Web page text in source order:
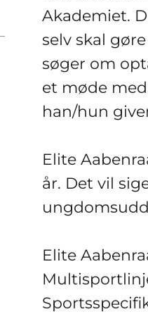
Akademiet.
selv skal
søger om
et møde
han/hun
Elite
år. Det vil
Elite